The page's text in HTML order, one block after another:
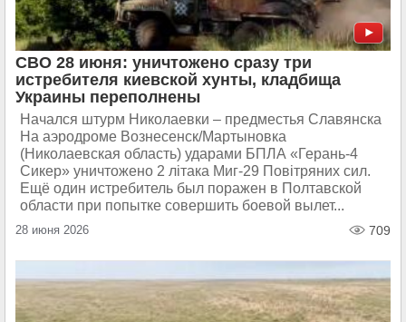
СВО 28 июня: уничтожено сразу три
истребителя киевской хунты, кладбища
Украины переполнены
Начался штурм Николаевки – предместья Славянска
На аэродроме Вознесенск/Мартыновка
(Николаевская область) ударами БПЛА «Герань-4
Сикер» уничтожено 2 лiтака Миг-29 Повiтряних сил.
Ещё один истребитель был поражен в Полтавской
области при попытке совершить боевой вылет...
28 июня 2026 709